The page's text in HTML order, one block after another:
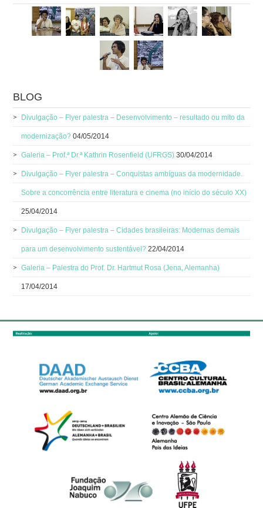
BLOG
Divulgação – Flyer palestra – Desenvolvimento – resultado ou mito da
modernização? 04/05/2014
Galeria – Prof.ª Dr.ª Kathrin Rosenfield (UFRGS) 30/04/2014
Divulgação – Flyer palestra – Conquistas ambíguas da modernidade.
Sobre a concorrência entre literatura e cinema (no início do século XX)
25/04/2014
Divulgação – Flyer palestra – Cidades brasileiras: Modernas demais
para um desenvolvimento sustentável? 22/04/2014
Galeria – Palestra do Prof. Dr. Hartmut Rosa (Jena, Alemanha)
17/04/2014